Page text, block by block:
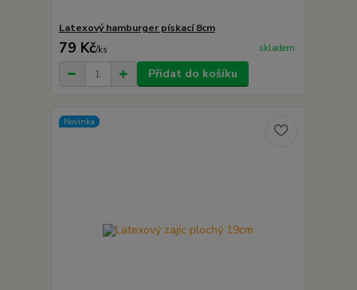
Latexový hamburger pískací 8cm
79 Kč/ks skladem
Přidat do košíku
Novinka